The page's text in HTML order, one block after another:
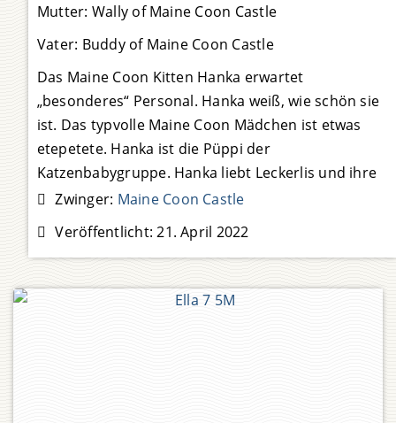
Mutter: Wally of Maine Coon Castle
Vater: Buddy of Maine Coon Castle
Das Maine Coon Kitten Hanka erwartet
„besonderes“ Personal. Hanka weiß, wie schön sie
ist. Das typvolle Maine Coon Mädchen ist etwas
etepetete. Hanka ist die Püppi der
Katzenbabygruppe. Hanka liebt Leckerlis und ihre
Menschen. Hanka sucht stets Aufmerksamkeit und
Zwinger: Maine Coon Castle
Veröffentlicht:21. April 2022